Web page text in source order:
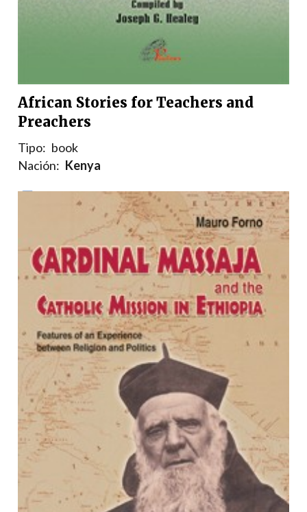
African Stories for Teachers and
Preachers
Tipo: book
Nación: Kenya